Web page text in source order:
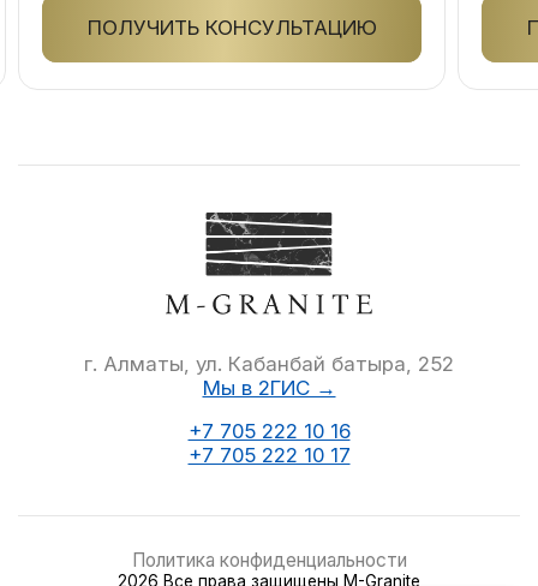
ПОЛУЧИТЬ КОНСУЛЬТАЦИЮ
г. Алматы, ул. Кабанбай батыра, 252
Мы в 2ГИС →
+7 705 222 10 16
+7 705 222 10 17
2026 Все права защищены M-Granite
Политика конфиденциальности